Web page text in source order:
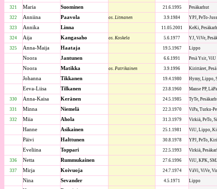
321 Maria Suominen 21.6.1995 Pesäkarhut
322 Anniina Paavola os. Litmanen 3.9.1984 YPJ, PeTo-
323 Annika Linna 11.05.2001 KeKi,
324 Aija Kangasaho os. Koskela 5.6.1977 YJ, ViVe,
325 Anna-Maija Haataja 19.5.1967 Lippo
Noora Jantunen 6.6.1991 Pesä Ysit, ViU
Noora Matikka os. Patrikainen 3.9.1996 Kirittäret,
Johanna Tikkanen 19.4.1980 Hymy, Lippo,
Eeva-Liisa Tilkanen 23.8.1960 Manse PP,
330 Anna-Kaisa Keränen 24.5.1985 TyTe,
331 Minna Niemelä 22.3.1970 ViPa, Turku-
332 Miia Ahola 31.3.1979 Virkiä, PeTo,
Hanne Asikainen 25.1.1981 ViU, Lippo,
Päivi Halttunen 30.8.1978 YPJ, PeTo,
Eveliina Toppari 22.5.1993 Virkiä,
336 Netta Rummukainen 27.6.1996 ViU, KPK,
337 Mirja Koivuoja 24.7.1974 VäVi, ViVe,
Nina Sevander 4.5.1971 Lippo